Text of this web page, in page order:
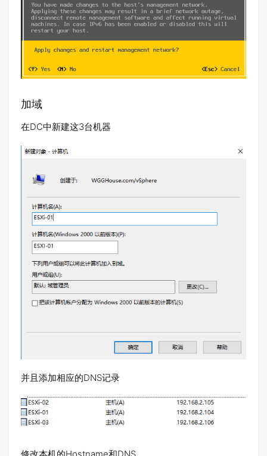
加域
在DC中新建这3台机器
并且添加相应的DNS记录
修改本机的Hostname和DNS